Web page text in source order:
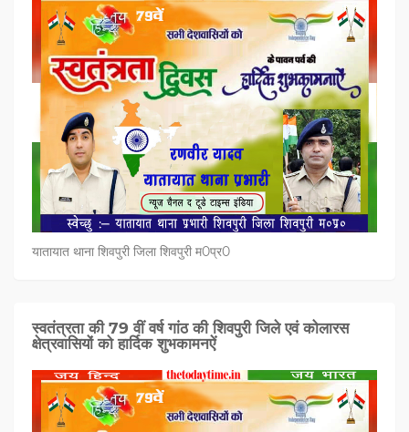
यातायात थाना शिवपुरी जिला शिवपुरी म0प्र0
स्वतंत्रता की 79 वीं वर्ष गांठ की शिवपुरी जिले एवं कोलारस
क्षेत्रवासियों को हार्दिक शुभकामनऐं